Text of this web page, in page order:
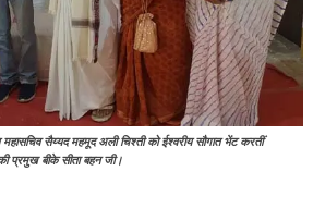
महासचिव सैय्यद महमूद अली चिश्ती को ईश्वरीय सौगात भेंट करतीं
की प्रमुख बीके सीता बहन जी।